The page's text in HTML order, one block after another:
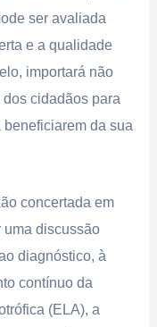
ser avaliada
e a qualidade
importará não
cidadãos para
da sua
concertada em
uma discussão
diagnóstico, à
contínuo da
(ELA), a